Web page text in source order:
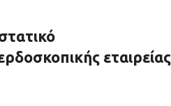
εταιρείας